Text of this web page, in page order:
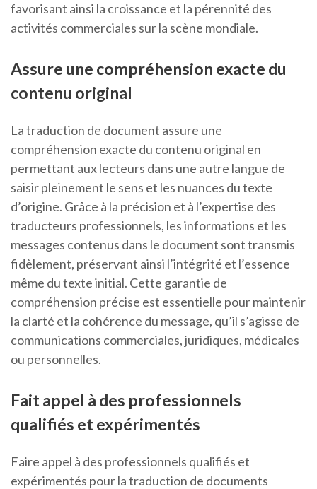
favorisant ainsi la croissance et la pérennité des
activités commerciales sur la scène mondiale.
Assure une compréhension exacte du
contenu original
La traduction de document assure une
compréhension exacte du contenu original en
permettant aux lecteurs dans une autre langue de
saisir pleinement le sens et les nuances du texte
d’origine. Grâce à la précision et à l’expertise des
traducteurs professionnels, les informations et les
messages contenus dans le document sont transmis
fidèlement, préservant ainsi l’intégrité et l’essence
même du texte initial. Cette garantie de
compréhension précise est essentielle pour maintenir
la clarté et la cohérence du message, qu’il s’agisse de
communications commerciales, juridiques, médicales
ou personnelles.
Fait appel à des professionnels
qualifiés et expérimentés
Faire appel à des professionnels qualifiés et
expérimentés pour la traduction de documents